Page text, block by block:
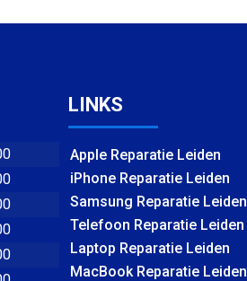
LINKS
Apple Reparatie Leiden
iPhone Reparatie Leiden
Samsung Reparatie Leiden
Telefoon Reparatie Leiden
Laptop Reparatie Leiden
MacBook Reparatie Leiden